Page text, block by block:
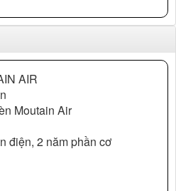
AIR
Moutain Air
điện, 2 năm phần cơ